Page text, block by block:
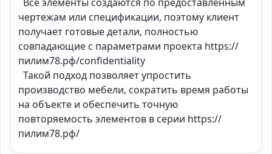
чертежам или спецификации, поэтому клиент
получает готовые детали, полностью
совпадающие с параметрами проекта https://
пилим78.рф/confidentiality
производство мебели, сократить время работы
на объекте и обеспечить точную
повторяемость элементов в серии https://
пилим78.рф/